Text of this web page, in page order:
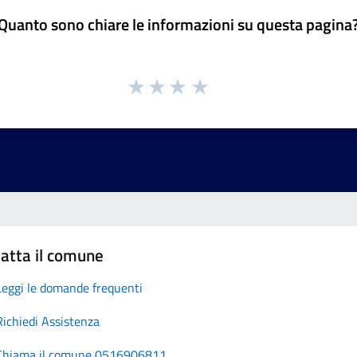
sono chiare le informazioni su questa
il comune
le domande frequenti
Assistenza